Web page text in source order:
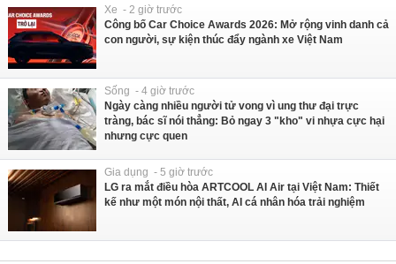
Xe - 2 giờ trước
Công bố Car Choice Awards 2026: Mở rộng vinh danh cả
con người, sự kiện thúc đẩy ngành xe Việt Nam
Sống - 4 giờ trước
Ngày càng nhiều người tử vong vì ung thư đại trực
tràng, bác sĩ nói thẳng: Bỏ ngay 3 "kho" vi nhựa cực hại
nhưng cực quen
Gia dụng - 5 giờ trước
LG ra mắt điều hòa ARTCOOL AI Air tại Việt Nam: Thiết
kế như một món nội thất, AI cá nhân hóa trải nghiệm